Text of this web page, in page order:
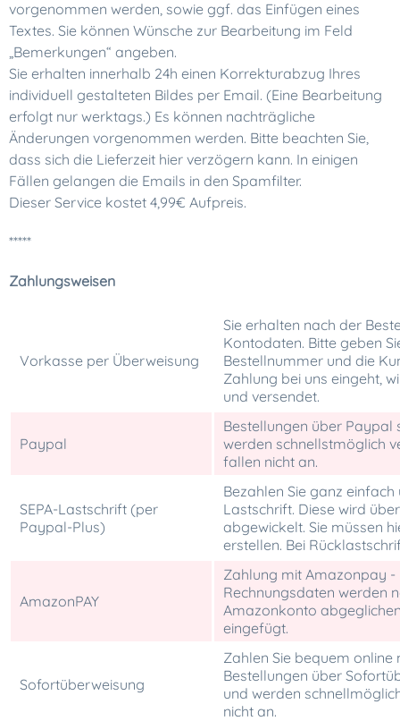
vorgenommen werden, sowie ggf. das Einfügen eines
Textes. Sie können Wünsche zur Bearbeitung im Feld
„Bemerkungen“ angeben.
Sie erhalten innerhalb 24h einen Korrekturabzug Ihres
individuell gestalteten Bildes per Email. (Eine Bearbeitung
erfolgt nur werktags.) Es können nachträgliche
Änderungen vorgenommen werden. Bitte beachten Sie,
dass sich die Lieferzeit hier verzögern kann. In einigen
Fällen gelangen die Emails in den Spamfilter.
Dieser Service kostet 4,99€ Aufpreis.
*****
Zahlungsweisen
Vorkasse per Überweisung
Sie erhalten nach der
Kontodaten. Bitte geben
Bestellnummer und die
Zahlung bei uns eingeht,
und versendet.
Paypal
Bestellungen über Paypal
werden schnellstmöglich
fallen nicht an.
SEPA-Lastschrift (per
Paypal-Plus)
Bezahlen Sie ganz
Lastschrift. Diese wird
abgewickelt. Sie müssen
erstellen. Bei
AmazonPAY
Zahlung mit Amazonpay -
Rechnungsdaten werden
Amazonkonto
eingefügt.
Sofortüberweisung
Zahlen Sie bequem
Bestellungen über
und werden
nicht an.